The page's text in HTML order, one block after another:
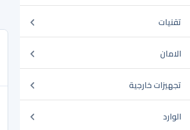
تقنيات
الامان
تجهيزات خارجية
الوارد